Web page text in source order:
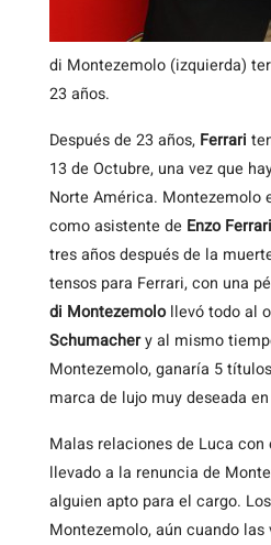
di Montezemolo (izquierda)
23 años.
Después de 23 años, Ferrari
13 de Octubre, una vez que
Norte América. Montezemolo
como asistente de Enzo Ferrari
tres años después de la
tensos para Ferrari, con una
di Montezemolollevó todo al
Schumachery al mismo
Montezemolo, ganaría 5
marca de lujo muy deseada
Malas relaciones de Luca
llevado a la renuncia de
alguien apto para el cargo.
Montezemolo, aún cuando